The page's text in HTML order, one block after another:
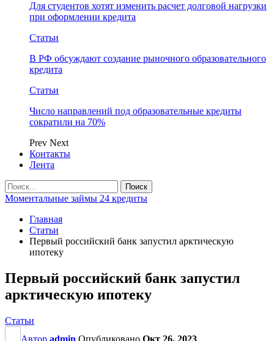
Для студентов хотят изменить расчет долговой нагрузки
при оформлении кредита
Статьи
В РФ обсуждают создание рыночного образовательного
кредита
Статьи
Число направлений под образовательные кредиты
сократили на 70%
Prev Next
Контакты
Лента
Моментальные займы 24 кредиты
Главная
Статьи
Первый российский банк запустил арктическую
ипотеку
Первый российский банк запустил
арктическую ипотеку
Статьи
Автор admin Опубликовано Окт 26, 2023